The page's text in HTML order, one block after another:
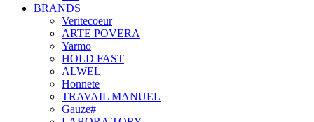
BRANDS
Veritecoeur
ARTE POVERA
Yarmo
HOLD FAST
ALWEL
Honnete
TRAVAIL MANUEL
Gauze#